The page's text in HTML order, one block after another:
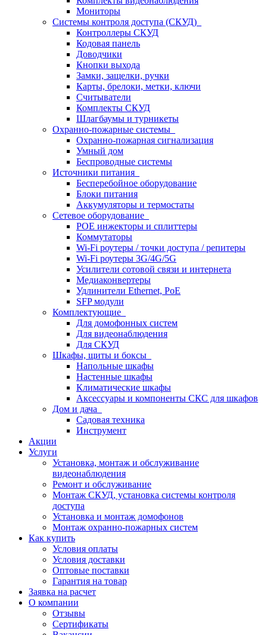
Мониторы
Системы контроля доступа (СКУД)
Контроллеры СКУД
Кодовая панель
Доводчики
Кнопки выхода
Замки, защелки, ручки
Карты, брелоки, метки, ключи
Считыватели
Комплекты СКУД
Шлагбаумы и турникеты
Охранно-пожарные системы
Охранно-пожарная сигнализация
Умный дом
Беспроводные системы
Источники питания
Бесперебойное оборудование
Блоки питания
Аккумуляторы и термостаты
Сетевое оборудование
POE инжекторы и сплиттеры
Коммутаторы
Wi-Fi роутеры / точки доступа / репитеры
Wi-Fi роутеры 3G/4G/5G
Усилители сотовой связи и интернета
Медиаконвертеры
Удлинители Ethernet, PoE
SFP модули
Комплектующие
Для домофонных систем
Для видеонаблюдения
Для СКУД
Шкафы, щиты и боксы
Напольные шкафы
Настенные шкафы
Климатические шкафы
Аксессуары и компоненты СКС для шкафов
Дом и дача
Садовая техника
Инструмент
Акции
Услуги
Установка, монтаж и обслуживание
видеонаблюдения
Ремонт и обслуживание
Монтаж СКУД, установка системы контроля
доступа
Установка и монтаж домофонов
Монтаж охранно-пожарных систем
Как купить
Условия оплаты
Условия доставки
Оптовые поставки
Гарантия на товар
Заявка на расчет
О компании
Отзывы
Сертификаты